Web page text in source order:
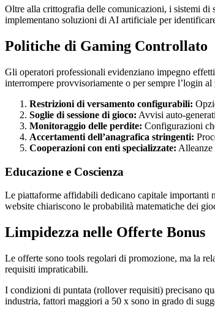
Oltre alla crittografia delle comunicazioni, i sistemi
implementano soluzioni di AI artificiale per
Politiche di Gaming Controllato
Gli operatori professionali evidenziano impegno
interrompere provvisoriamente o per sempre l’login
Restrizioni di versamento configurabili:
Soglie di sessione di gioco: Avvisi auto-
Monitoraggio delle perdite: Configurazioni
Accertamenti dell’anagrafica stringenti:
Cooperazioni con enti specializzate: Alleanze
Educazione e Coscienza
Le piattaforme affidabili dedicano capitale importanti
website chiariscono le probabilità matematiche dei
Limpidezza nelle Offerte Bonus
Le offerte sono tools regolari di promozione, ma la
requisiti impraticabili.
I condizioni di puntata (rollover requisiti) precisano
industria, fattori maggiori a 50 x sono in grado di